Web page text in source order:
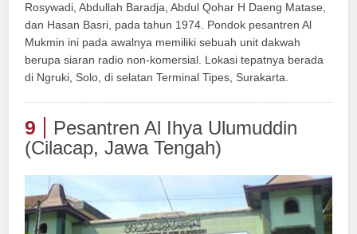
Rosywadi, Abdullah Baradja, Abdul Qohar H Daeng Matase,
dan Hasan Basri, pada tahun 1974. Pondok pesantren Al
Mukmin ini pada awalnya memiliki sebuah unit dakwah
berupa siaran radio non-komersial. Lokasi tepatnya berada
di Ngruki, Solo, di selatan Terminal Tipes, Surakarta.
9
Pesantren Al Ihya Ulumuddin
(Cilacap, Jawa Tengah)